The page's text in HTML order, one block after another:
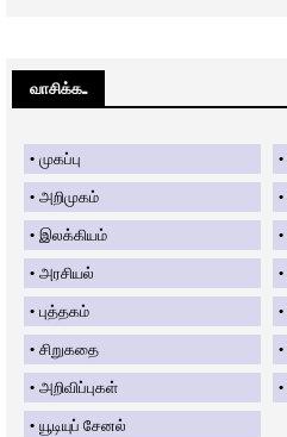
வாசிக்க....
முகப்பு
அறிமுகம்
இலக்கியம்
அரசியல்
புத்தகம்
சிறுகதை
அறிவிப்புகள்
யூடியுப் சேனல்